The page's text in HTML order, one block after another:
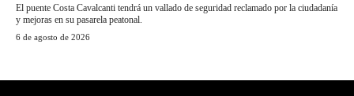
El puente Costa Cavalcanti tendrá un vallado de seguridad reclamado por la ciudadanía
y mejoras en su pasarela peatonal.
6 de agosto de 2026